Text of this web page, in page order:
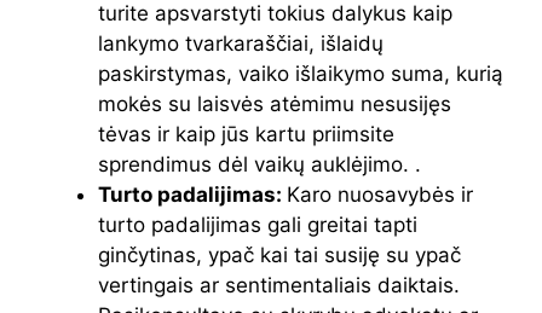
turite apsvarstyti tokius dalykus kaip
lankymo tvarkaraščiai, išlaidų
paskirstymas, vaiko išlaikymo suma, kurią
mokės su laisvės atėmimu nesusijęs
tėvas ir kaip jūs kartu priimsite
sprendimus dėl vaikų auklėjimo. .
Turto padalijimas: Karo nuosavybės ir
turto padalijimas gali greitai tapti
ginčytinas, ypač kai tai susiję su ypač
vertingais ar sentimentaliais daiktais.